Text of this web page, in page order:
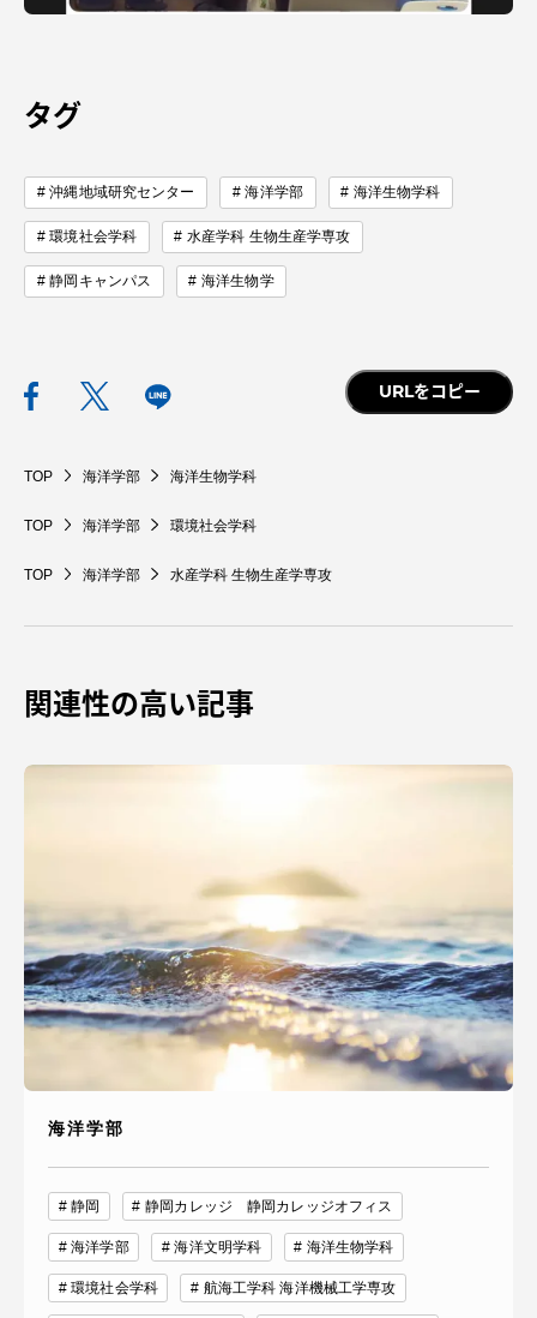
タグ
沖縄地域研究センター 海洋学部 海洋生物学科
環境社会学科 水産学科 生物生産学専攻
静岡キャンパス 海洋生物学
URLをコピー
TOP 海洋学部 海洋生物学科
TOP 海洋学部 環境社会学科
TOP 海洋学部 水産学科 生物生産学専攻
関連性の高い記事
海洋学部
静岡 静岡カレッジ 静岡カレッジオフィス
海洋学部 海洋文明学科 海洋生物学科
環境社会学科 航海工学科 海洋機械工学専攻